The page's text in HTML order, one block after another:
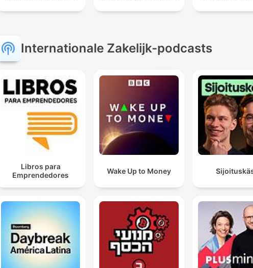
Internationale Zakelijk-podcasts
Libros para
Emprendedores
Wake Up to Money